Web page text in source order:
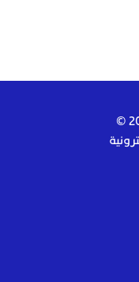
جميع الحقوق محفوظة 2000 – 2025 ©